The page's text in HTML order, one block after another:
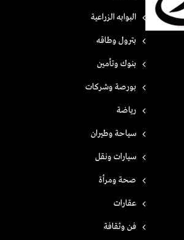
البوابه الزراعية
بترول وطاقه
بنوك وتأمين
بورصة وشركات
رياضة
سياحة وطيران
سيارات ونقل
صحة ومرأة
عقارات
فن وثقافة